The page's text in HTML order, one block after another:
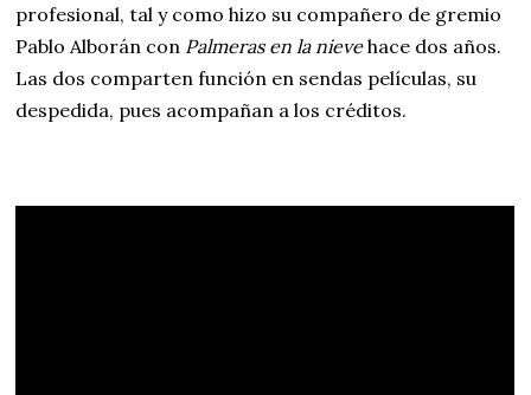
profesional, tal y como hizo su compañero de gremio
Pablo Alborán con Palmeras en la nievehace dos años.
Las dos comparten función en sendas películas, su
despedida, pues acompañan a los créditos.